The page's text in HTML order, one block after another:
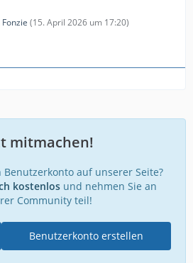
Fonzie (15. April 2026 um 17:20)
mitmachen!
auf unserer Seite?
kostenlosund nehmen Sie an
Community teil!
Benutzerkonto erstellen